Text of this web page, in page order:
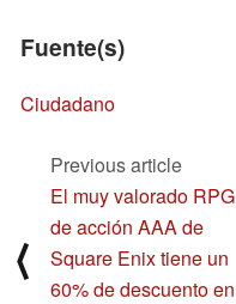
Fuente(s)
Ciudadano
⟨
Previous article
El muy valorado RPG
de acción AAA de
Square Enix tiene un
60% de descuento en